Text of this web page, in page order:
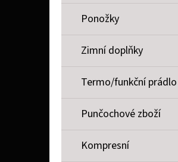
Ponožky
Zimní doplňky
Termo/funkční prádlo
Punčochové zboží
Kompresní
26 Kč